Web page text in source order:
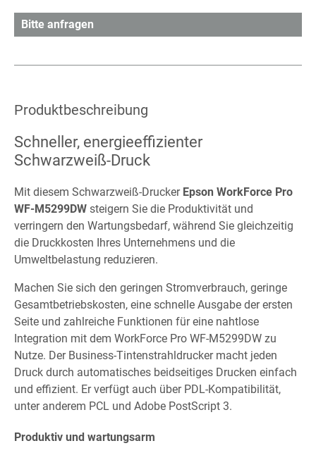
Bitte anfragen
Produktbeschreibung
Schneller, energieeffizienter
Schwarzweiß-Druck
Mit diesem Schwarzweiß-Drucker Epson WorkForce Pro
WF-M5299DW steigern Sie die Produktivität und
verringern den Wartungsbedarf, während Sie gleichzeitig
die Druckkosten Ihres Unternehmens und die
Umweltbelastung reduzieren.
Machen Sie sich den geringen Stromverbrauch, geringe
Gesamtbetriebskosten, eine schnelle Ausgabe der ersten
Seite und zahlreiche Funktionen für eine nahtlose
Integration mit dem WorkForce Pro WF-M5299DW zu
Nutze. Der Business-Tintenstrahldrucker macht jeden
Druck durch automatisches beidseitiges Drucken einfach
und effizient. Er verfügt auch über PDL-Kompatibilität,
unter anderem PCL und Adobe PostScript 3.
Produktiv und wartungsarm